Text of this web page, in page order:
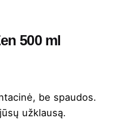
500 ml
be spaudos.
užklausą.